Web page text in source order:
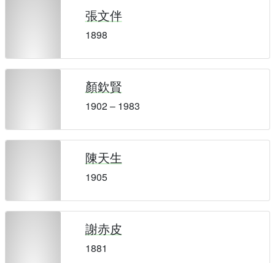
張文伴
1898
顏欽賢
1902 – 1983
陳天生
1905
謝赤皮
1881